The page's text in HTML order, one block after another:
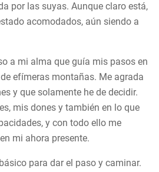
por las suyas. Aunque claro está,
acomodados, aún siendo a
a mi alma que guía mis pasos en
efímeras montañas. Me agrada
y que solamente he de decidir.
mis dones y también en lo que
y con todo ello me
mi ahora presente.
para dar el paso y caminar.